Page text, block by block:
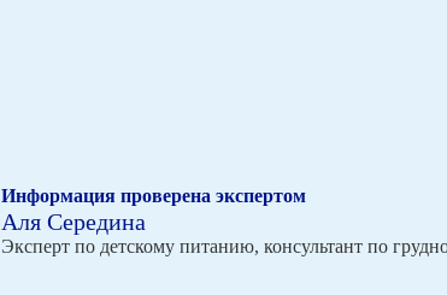
Информация проверена экспертом
Аля Середина
Эксперт по детскому питанию, консультант по